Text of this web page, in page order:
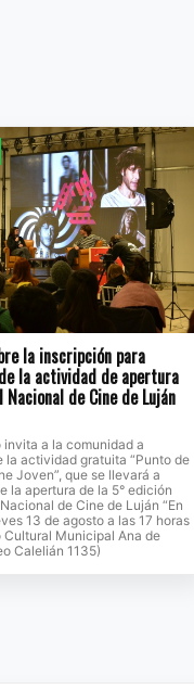
la inscripción para
la actividad de apertura
de Cine de Luján
invita a la comunidad a
la actividad gratuita “Punto de
Joven”, que se llevará a
la apertura de la 5° edición
de Cine de Luján “En
13 de agosto a las 17 horas
Cultural Municipal Ana de
Calelián 1135)